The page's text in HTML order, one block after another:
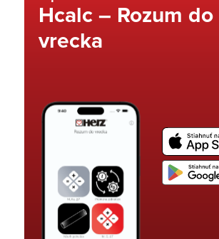
Hcalc – Rozum do
vrecka